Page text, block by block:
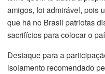
amigos, foi admirável, pois
que há no Brasil patriotas
sacrifícios para colocar o
Destaque para a
isolamento recomendado